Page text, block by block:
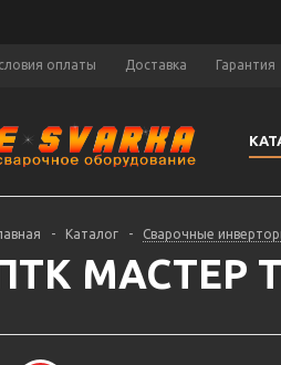
оплаты Доставка Гарантия
- Каталог - Сварочные
МАСТЕР